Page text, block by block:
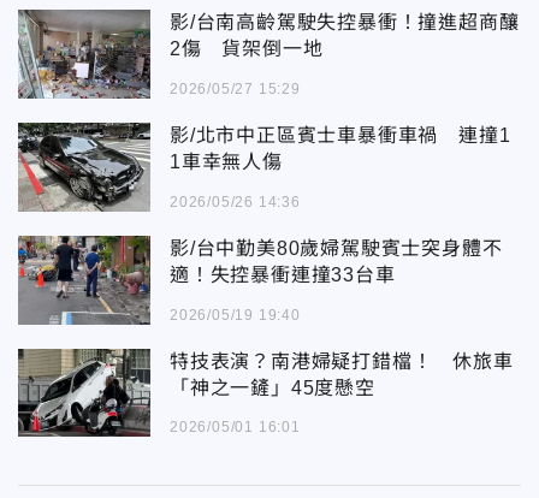
影/台南高齡駕駛失控暴衝！撞進超商釀
2傷 貨架倒一地
2026/05/27 15:29
影/北市中正區賓士車暴衝車禍 連撞1
1車幸無人傷
2026/05/26 14:36
影/台中勤美80歲婦駕駛賓士突身體不
適！失控暴衝連撞33台車
2026/05/19 19:40
特技表演？南港婦疑打錯檔！ 休旅車
「神之一鏟」45度懸空
2026/05/01 16:01